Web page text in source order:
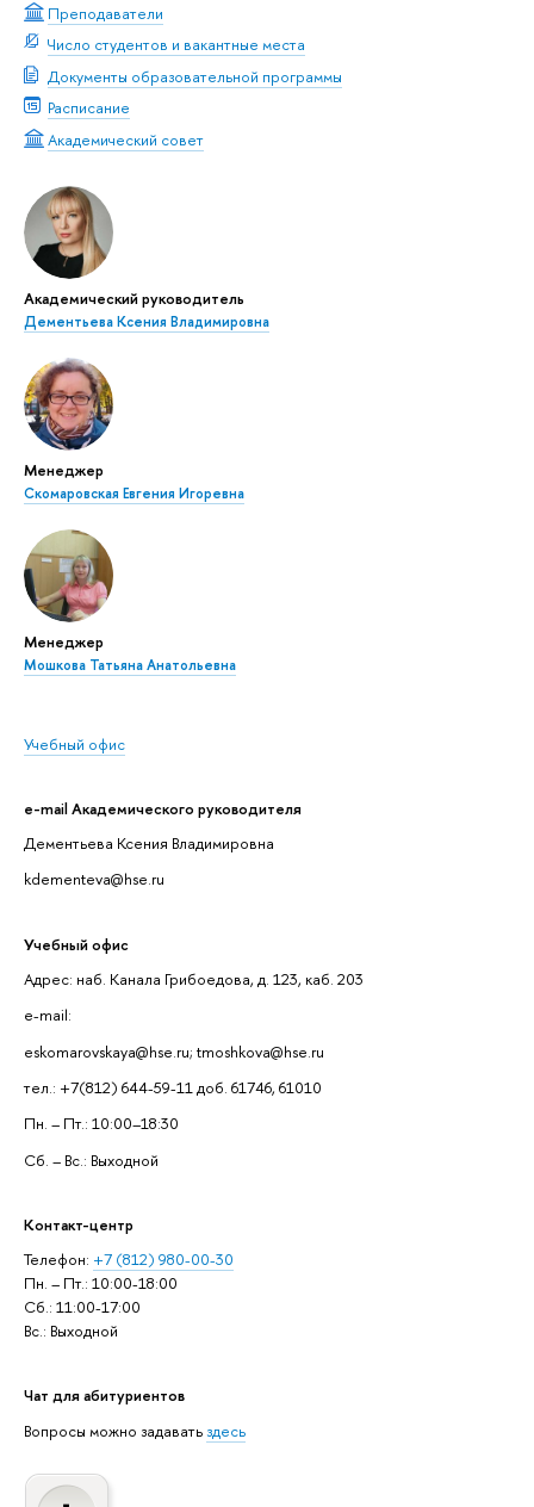
Преподаватели
Число студентов и вакантные места
Документы образовательной программы
Расписание
Академический совет
Академический руководитель
Дементьева Ксения Владимировна
Менеджер
Скомаровская Евгения Игоревна
Менеджер
Мошкова Татьяна Анатольевна
Учебный офис
e-mail Академического руководителя
Дементьева Ксения Владимировна
kdementeva@hse.ru
Учебный офис
Адрес: наб. Канала Грибоедова, д. 123, каб. 203
e-mail:
eskomarovskaya@hse.ru; tmoshkova@hse.ru
тел.: +7(812) 644-59-11 доб. 61746, 61010
Пн. – Пт.: 10:00–18:30
Сб. – Вс.: Выходной
Контакт-центр
Телефон: +7 (812) 980-00-30
Пн. – Пт.: 10:00-18:00
Сб.: 11:00-17:00
Вс.: Выходной
Чат для абитуриентов
Вопросы можно задаватьздесь